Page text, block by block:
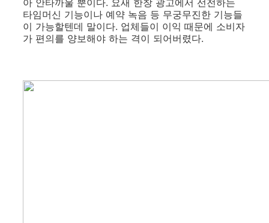
아 안타까울 뿐이다. 요새 한창 광고에서 선전하는
타임머신 기능이나 예약 녹음 등 무궁무진한 기능들
이 가능할텐데 말이다. 업체들이 이익 때문에 소비자
가 편의를 양보해야 하는 격이 되어버렸다.